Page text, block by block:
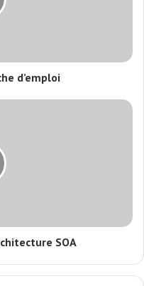
d’emploi
SOA